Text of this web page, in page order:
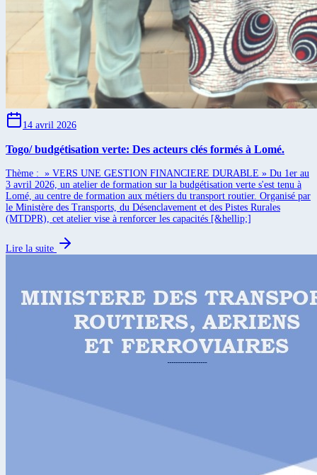
14 avril 2026
Togo/ budgétisation verte: Des acteurs clés formés à Lomé.
Thème : » VERS UNE GESTION FINANCIERE DURABLE » Du 1er au
3 avril 2026, un atelier de formation sur la budgétisation verte s'est tenu à
Lomé, au centre de formation aux métiers du transport routier. Organisé par
le Ministère des Transports, du Désenclavement et des Pistes Rurales
(MTDPR), cet atelier vise à renforcer les capacités [&hellip;]
Lire la suite